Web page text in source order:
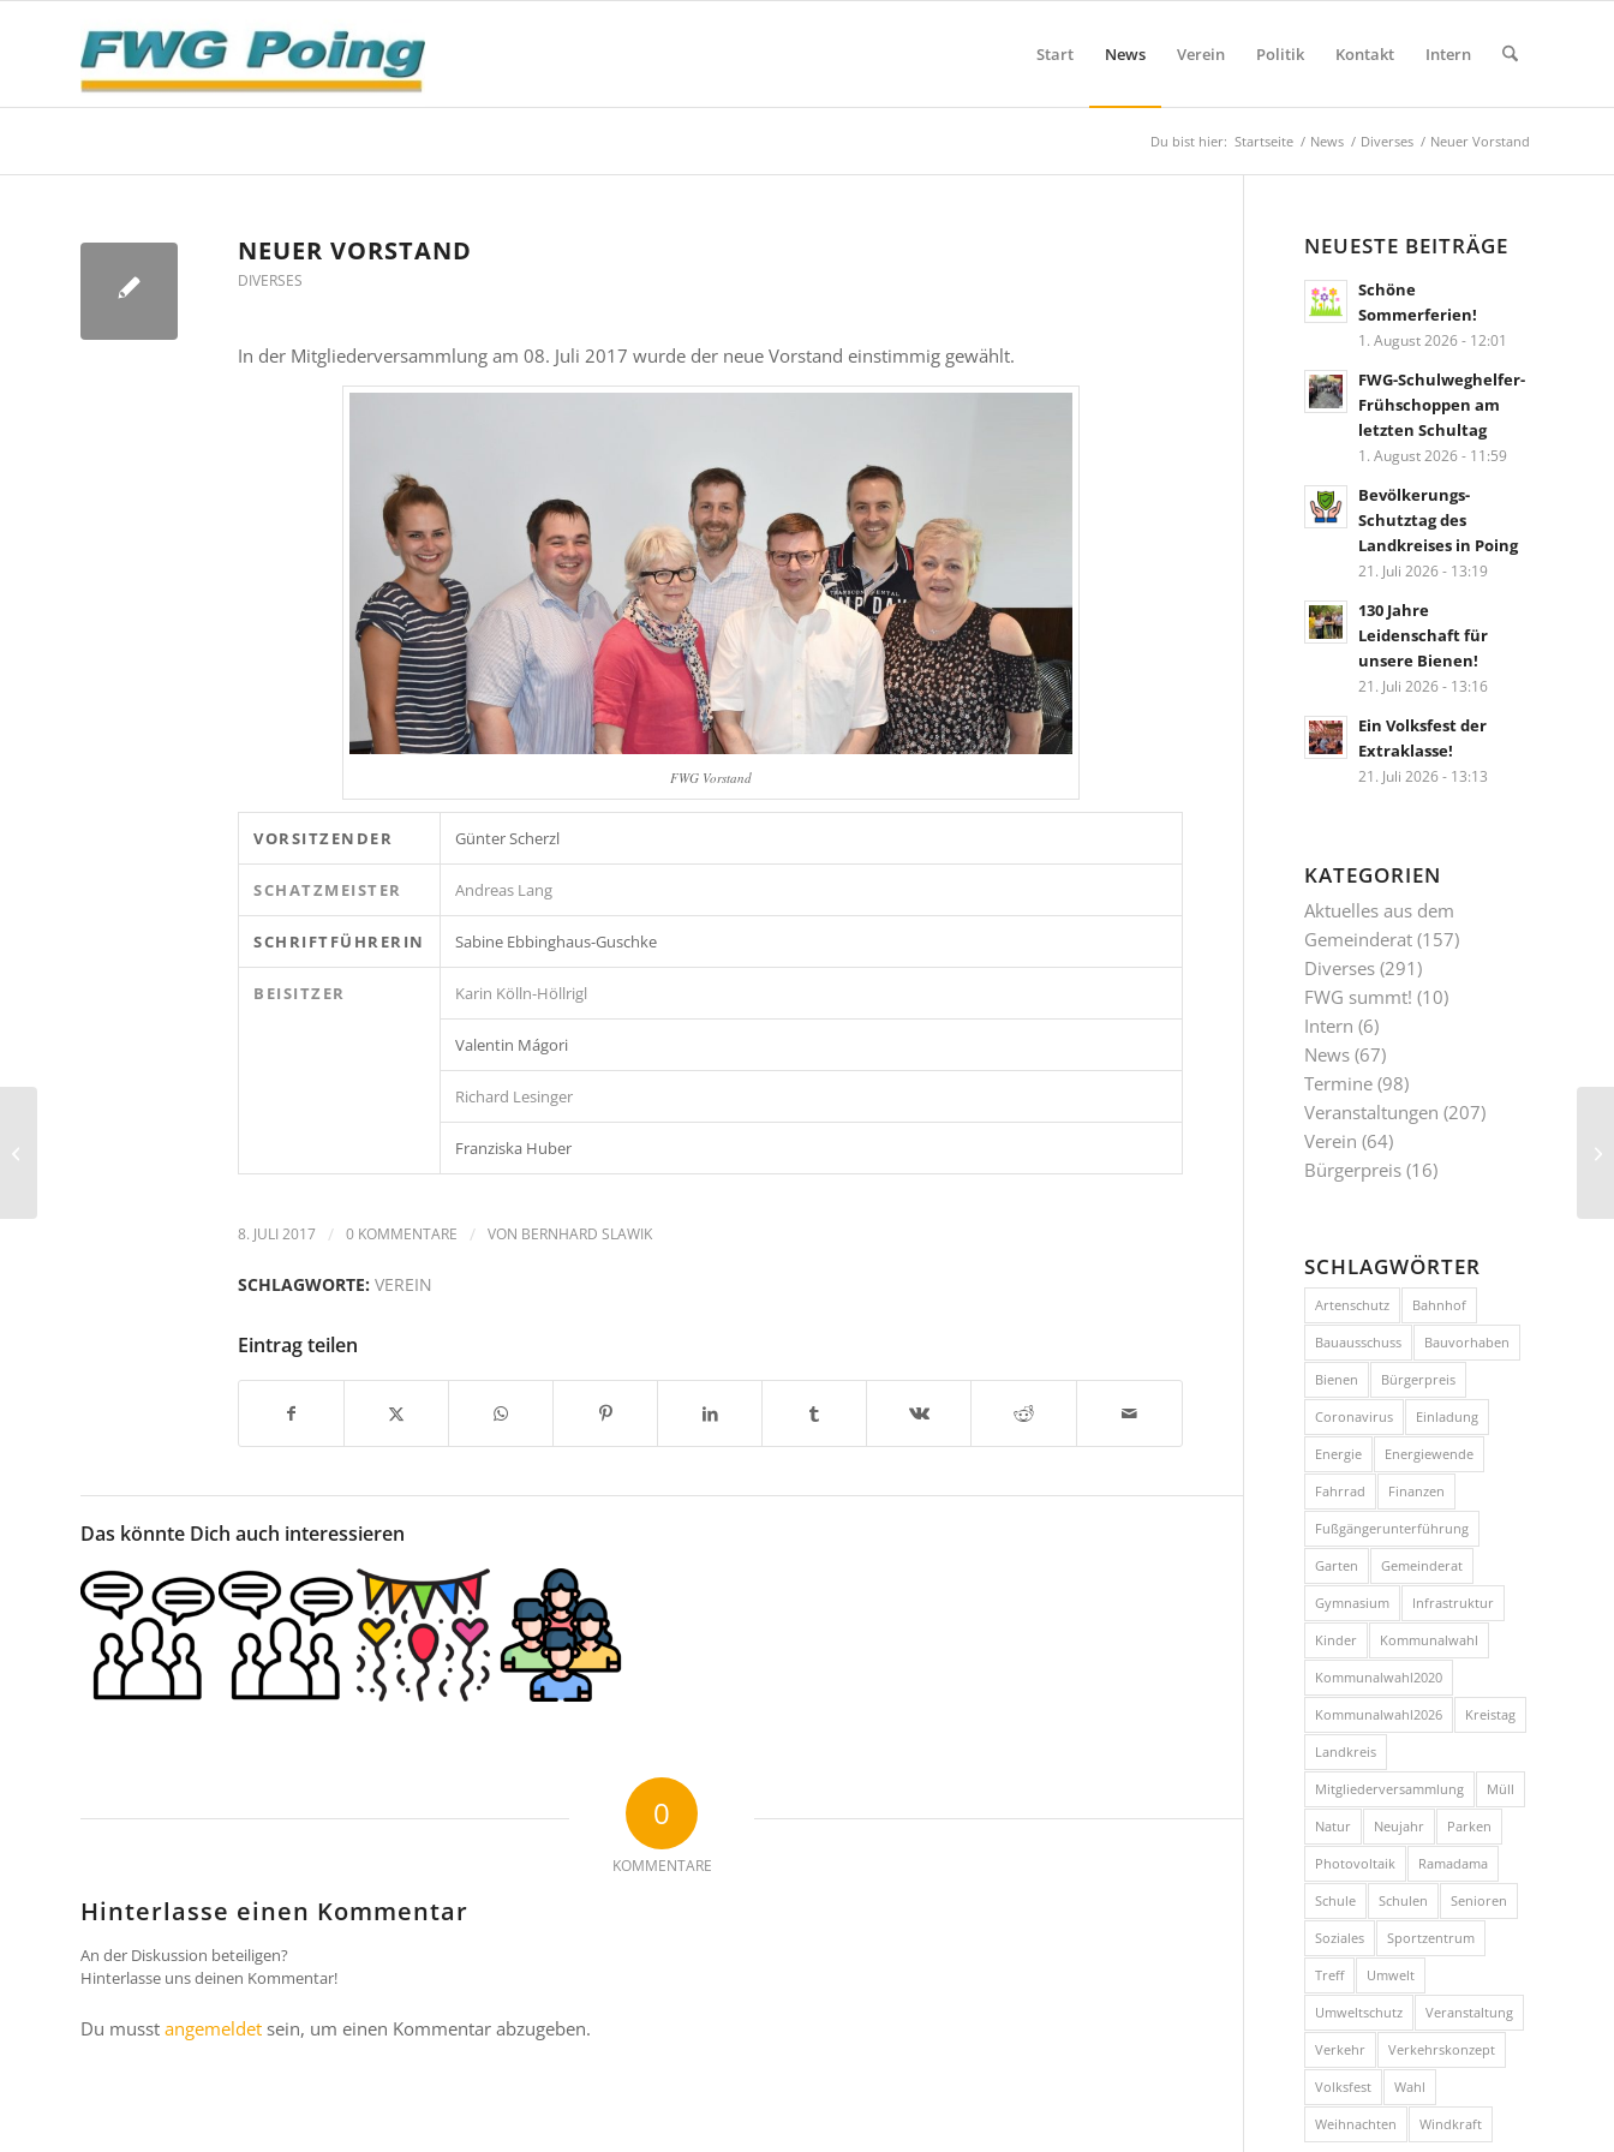
Start News Verein Politik Kontakt Intern
Du bist hier: Startseite / News / Diverses / Neuer Vorstand
NEUER VORSTAND
DIVERSES
In der Mitgliederversammlung am 08. Juli 2017 wurde der neue Vorstand einstimmig gewählt.
FWG Vorstand
VORSITZENDER Günter Scherzl
SCHATZMEISTER Andreas Lang
SCHRIFTFÜHRERIN Sabine Ebbinghaus-Guschke
BEISITZER Karin Kölln-Höllrigl
Valentin Mágori
Richard Lesinger
Franziska Huber
8. JULI 2017 / 0 KOMMENTARE / VON BERNHARD SLAWIK
SCHLAGWORTE: VEREIN
Eintrag teilen
Das könnte Dich auch interessieren
0
KOMMENTARE
Hinterlasse einen Kommentar
An der Diskussion beteiligen?
Hinterlasse uns deinen Kommentar!
Du musst angemeldet sein, um einen Kommentar abzugeben.
NEUESTE BEITRÄGE
Schöne
Sommerferien!
1. August 2026 - 12:01
FWG-Schulweghelfer-
Frühschoppen am
letzten Schultag
1. August 2026 - 11:59
Bevölkerungs-
Schutztag des
Landkreises in Poing
21. Juli 2026 - 13:19
130 Jahre
Leidenschaft für
unsere Bienen!
21. Juli 2026 - 13:16
Ein Volksfest der
Extraklasse!
21. Juli 2026 - 13:13
KATEGORIEN
Aktuelles aus dem
Gemeinderat (157)
Diverses (291)
FWG summt! (10)
Intern (6)
News (67)
Termine (98)
Veranstaltungen (207)
Verein (64)
Bürgerpreis (16)
SCHLAGWÖRTER
Artenschutz Bahnhof
Bauausschuss Bauvorhaben
Bienen Bürgerpreis
Coronavirus Einladung
Energie Energiewende
Fahrrad Finanzen
Fußgängerunterführung
Garten Gemeinderat
Gymnasium Infrastruktur
Kinder Kommunalwahl
Kommunalwahl2020
Kommunalwahl2026 Kreistag
Landkreis
Mitgliederversammlung Müll
Natur Neujahr Parken
Photovoltaik Ramadama
Schule Schulen Senioren
Soziales Sportzentrum
Treff Umwelt
Umweltschutz Veranstaltung
Verkehr Verkehrskonzept
Volksfest Wahl
Weihnachten Windkraft